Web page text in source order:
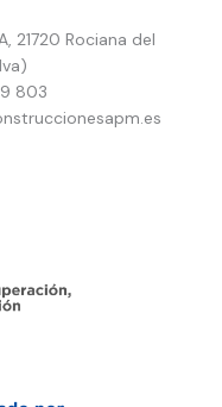
21720 Rociana del
803